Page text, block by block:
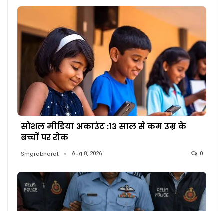
सोशल मीडिया अकाउंट :13 साल से कम उम्र के
बच्चों पर रोक
Smgrabharat Aug 8, 2026 0